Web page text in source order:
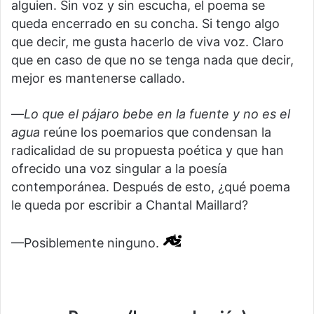
alguien. Sin voz y sin escucha, el poema se
queda encerrado en su concha. Si tengo algo
que decir, me gusta hacerlo de viva voz. Claro
que en caso de que no se tenga nada que decir,
mejor es mantenerse callado.
—Lo que el pájaro bebe en la fuente y no es el
agua reúne los poemarios que condensan la
radicalidad de su propuesta poética y que han
ofrecido una voz singular a la poesía
contemporánea. Después de esto, ¿qué poema
le queda por escribir a Chantal Maillard?
—Posiblemente ninguno.